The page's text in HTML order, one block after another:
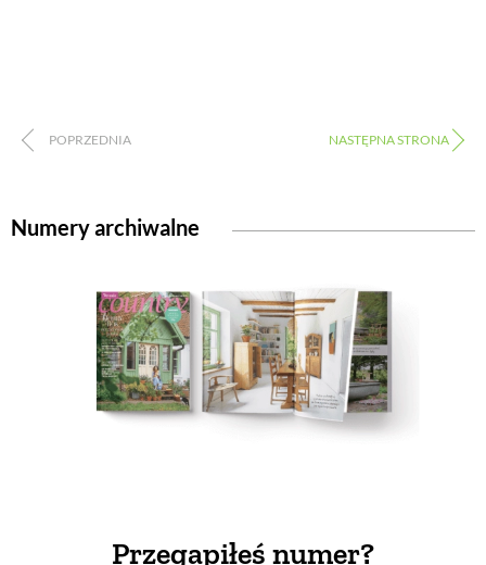
Numery archiwalne
Przegapiłeś numer?